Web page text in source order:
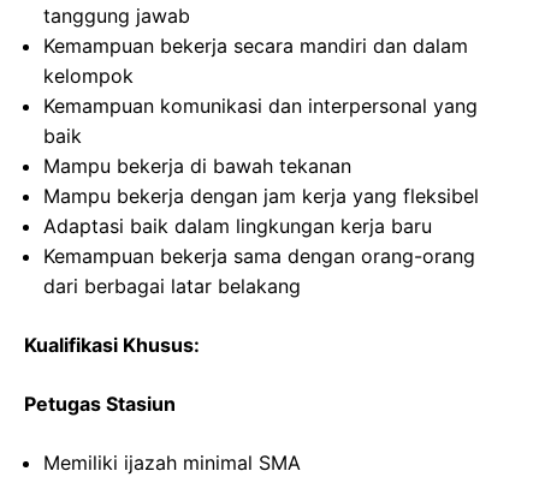
tanggung jawab
Kemampuan bekerja secara mandiri dan dalam
kelompok
Kemampuan komunikasi dan interpersonal yang
baik
Mampu bekerja di bawah tekanan
Mampu bekerja dengan jam kerja yang fleksibel
Adaptasi baik dalam lingkungan kerja baru
Kemampuan bekerja sama dengan orang-orang
dari berbagai latar belakang
Kualifikasi Khusus:
Petugas Stasiun
Memiliki ijazah minimal SMA